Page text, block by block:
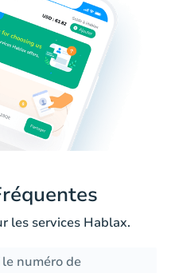
les services Hablax.
numéro de